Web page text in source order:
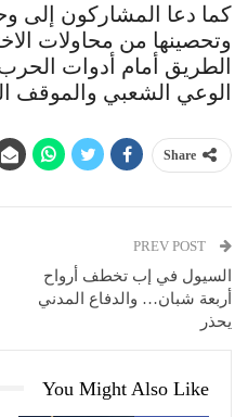
كما دعا المشاركون إلى
وتحصينها من محاولات
الطريق أمام أدوات
الوعي الشعبي والموقف
Share
السيول في إب تخطف أرواح
أربعة شبان… والدفاع المدني
يحذر
You Might Also Like